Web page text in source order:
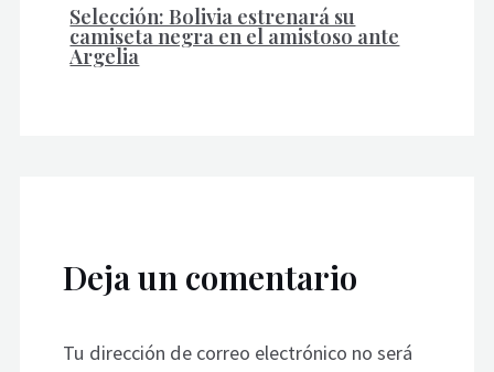
Selección: Bolivia estrenará su
camiseta negra en el amistoso ante
Argelia
Deja un comentario
Tu dirección de correo electrónico no será